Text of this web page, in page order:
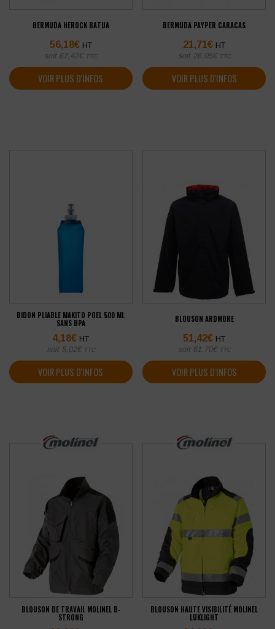
BERMUDA HEROCK BATUA
56,18€ HT
soit 67,42€ TTC
VOIR PLUS D'INFOS
BERMUDA PAYPER CARACAS
21,71€ HT
soit 26,05€ TTC
VOIR PLUS D'INFOS
BIDON PLIABLE MAKITO POEL 500 ML
SANS BPA
4,18€ HT
soit 5,02€ TTC
VOIR PLUS D'INFOS
BLOUSON ARDMORE
51,42€ HT
soit 61,70€ TTC
VOIR PLUS D'INFOS
BLOUSON DE TRAVAIL MOLINEL B-
STRONG
BLOUSON HAUTE VISIBILITÉ MOLINEL
LUKLIGHT